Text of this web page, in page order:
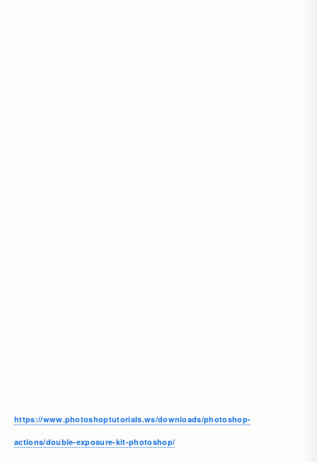
https://www.photoshoptutorials.ws/downloads/photoshop-
actions/double-exposure-kit-photoshop/